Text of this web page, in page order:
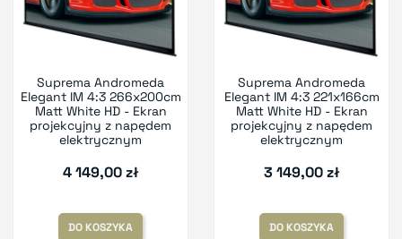
Suprema Andromeda
Elegant IM 4:3 266x200cm
Matt White HD - Ekran
projekcyjny z napędem
elektrycznym
4 149,00 zł
DO KOSZYKA
Suprema Andromeda
Elegant IM 4:3 221x166cm
Matt White HD - Ekran
projekcyjny z napędem
elektrycznym
3 149,00 zł
DO KOSZYKA